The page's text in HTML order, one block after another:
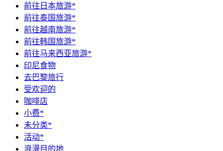
前往日本旅游*
前往泰国旅游*
前往越南旅游*
前往韩国旅游*
前往马来西亚旅游*
印尼食物
去巴黎旅行
受欢迎的
咖啡店
小费*
未分类*
活动*
浪漫目的地